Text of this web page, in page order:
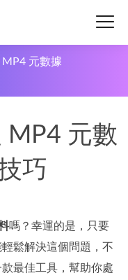
MP4 元數據
MP4 元數
巧
嗎？幸運的是，只要
鬆解決這個問題，不
最佳工具，幫助你處